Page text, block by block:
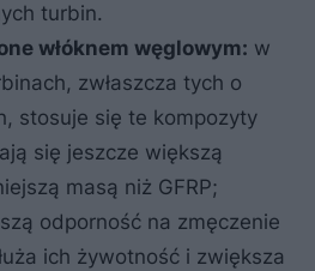
turbin.
włóknem węglowym: w
zwłaszcza tych o
stosuje się te kompozyty
się jeszcze większą
masą niż GFRP;
odporność na zmęczenie
ich żywotność i zwiększa